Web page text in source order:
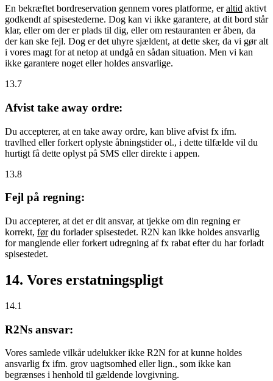
En bekræftet bordreservation gennem vores platforme, eraltid aktivt
godkendt af spisestederne. Dog kan vi ikke garantere, at dit bord står
klar, eller om der er plads til dig, eller om restauranten er åben, da
der kan ske fejl. Dog er det uhyre sjældent, at dette sker, da vi gør alt
i vores magt for at netop at undgå en sådan situation. Men vi kan
ikke garantere noget eller holdes ansvarlige.
13.7
Afvist take away ordre:
Du accepterer, at en take away ordre, kan blive afvist fx ifm.
travlhed eller forkert oplyste åbningstider ol., i dette tilfælde vil du
hurtigt få dette oplyst på SMS eller direkte i appen.
13.8
Fejl på regning:
Du accepterer, at det er dit ansvar, at tjekke om din regning er
korrekt, førdu forlader spisestedet. R2N kan ikke holdes ansvarlig
for manglende eller forkert udregning af fx rabat efter du har forladt
spisestedet.
14. Vores erstatningspligt
14.1
R2Ns ansvar:
Vores samlede vilkår udelukker ikke R2N for at kunne holdes
ansvarlig fx ifm. grov uagtsomhed eller lign., som ikke kan
begrænses i henhold til gældende lovgivning.